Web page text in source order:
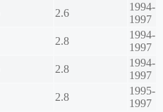
2.6
1994-
1997
2.8
1994-
1997
2.8
1994-
1997
2.8
1995-
1997